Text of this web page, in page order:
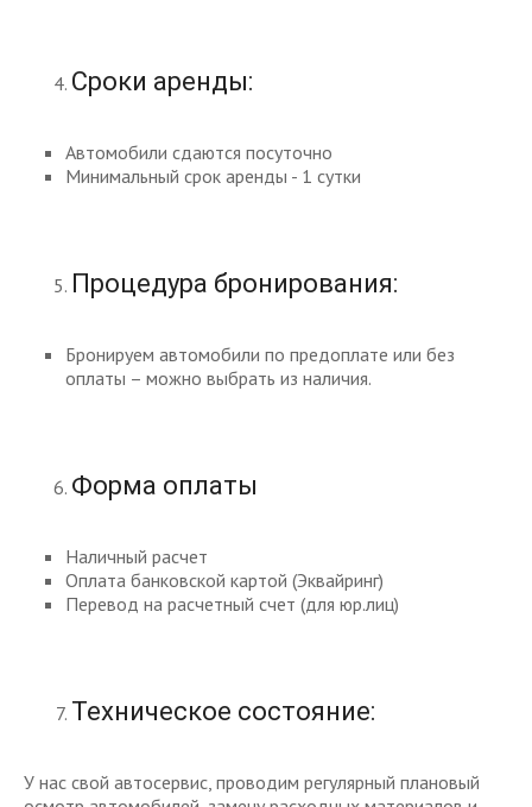
Сроки аренды:
Автомобили сдаются посуточно
Минимальный срок аренды - 1 сутки
Процедура бронирования:
Бронируем автомобили по предоплате или без
оплаты – можно выбрать из наличия.
Форма оплаты
Наличный расчет
Оплата банковской картой (Эквайринг)
Перевод на расчетный счет (для юр.лиц)
Техническое состояние:
У нас свой автосервис, проводим регулярный плановый